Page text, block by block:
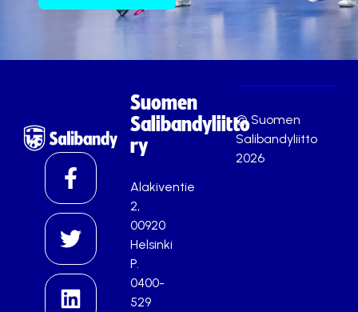
Suomen
Salibandyliitto
ry
Alakiventie
2,
00920
Helsinki
P.
0400-
529
© Suomen
Salibandyliitto
2026